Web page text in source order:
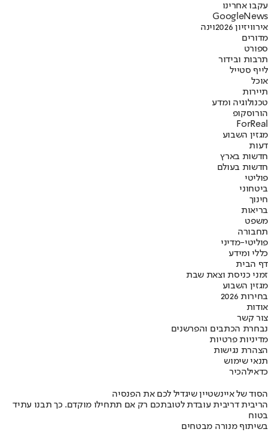
עקבו אחרינו
Googl eNews
אירוויזיון 2026
וינה
מדורים
ספורט
תרבות ובידור
לייף סטייל
אוכל
תיירות
טכנולוגיה ומדע
הורוסקופ
ForReal
מגזין השבוע
דעות
חדשות בארץ
חדשות בעולם
פוליטי
ביטחוני
חינוך
בריאות
משפט
תחבורה
פוליטי-מדיני
כללי ומידע
דף הבית
זמני כניסת וצאת שבת
מגזין השבוע
בחירות 2026
אודות
צור קשר
נבחרת הכתבים והפרשנים
מדיניות פרטיות
הצהרת נגישות
תנאי שימוש
כדאילהכיר
הסוד של איינשטיין שיגדיל לכם את הפנסיה
הריבית דריבית עובדת לטובתכם רק אם תתחילו מוקדם. כך תבנו עתיד
בטוח
בשיתוף מנורה מבטחים